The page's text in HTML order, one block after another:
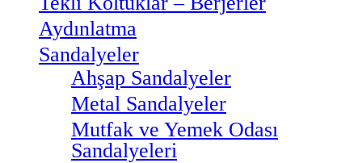
Aydınlatma
Sandalyeler
Ahşap Sandalyeler
Metal Sandalyeler
Mutfak ve Yemek Odası
Sandalyeleri